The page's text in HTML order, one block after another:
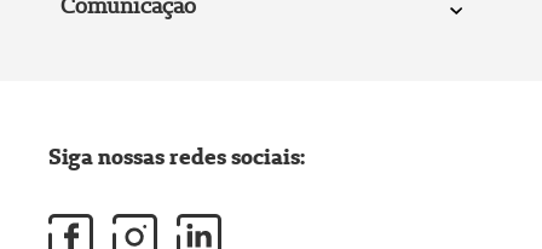
Comunicação
Siga nossas redes sociais: